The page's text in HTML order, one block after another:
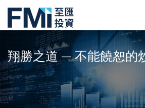
main
content
FMI
翔勝之道 — 不能饒恕的